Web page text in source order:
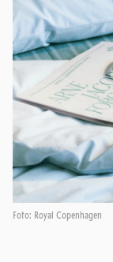
Foto: Royal Copenhagen